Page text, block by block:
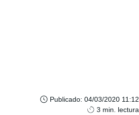
Publicado: 04/03/2020 11:12
3 min. lectura